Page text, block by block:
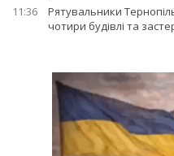
11:36
Рятувальники
чотири будівлі та